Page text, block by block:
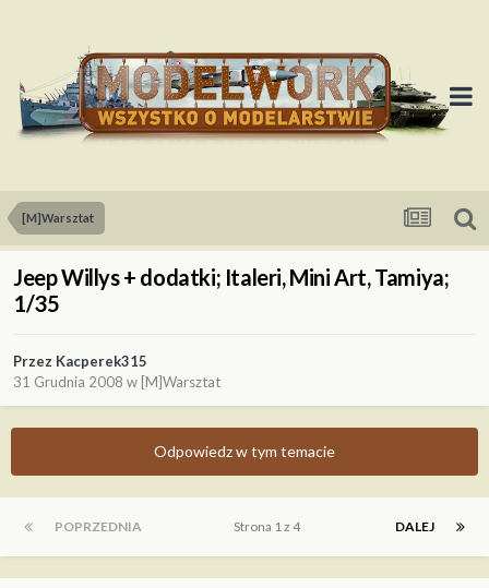
[M]Warsztat
Jeep Willys + dodatki; Italeri, Mini Art, Tamiya;
1/35
Przez Kacperek315
31 Grudnia 2008 w [M]Warsztat
Odpowiedz w tym temacie
POPRZEDNIA DALEJ
Strona 1 z 4